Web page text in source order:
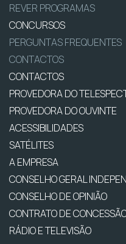
REVER PROGRAMAS
CONCURSOS
PERGUNTAS FREQUENTES
CONTACTOS
CONTACTOS
PROVEDORA DO
PROVEDORA DO OUVINTE
ACESSIBILIDADES
SATÉLITES
A EMPRESA
CONSELHO GERAL
CONSELHO DE OPINIÃO
CONTRATO DE
RÁDIO E TELEVISÃO